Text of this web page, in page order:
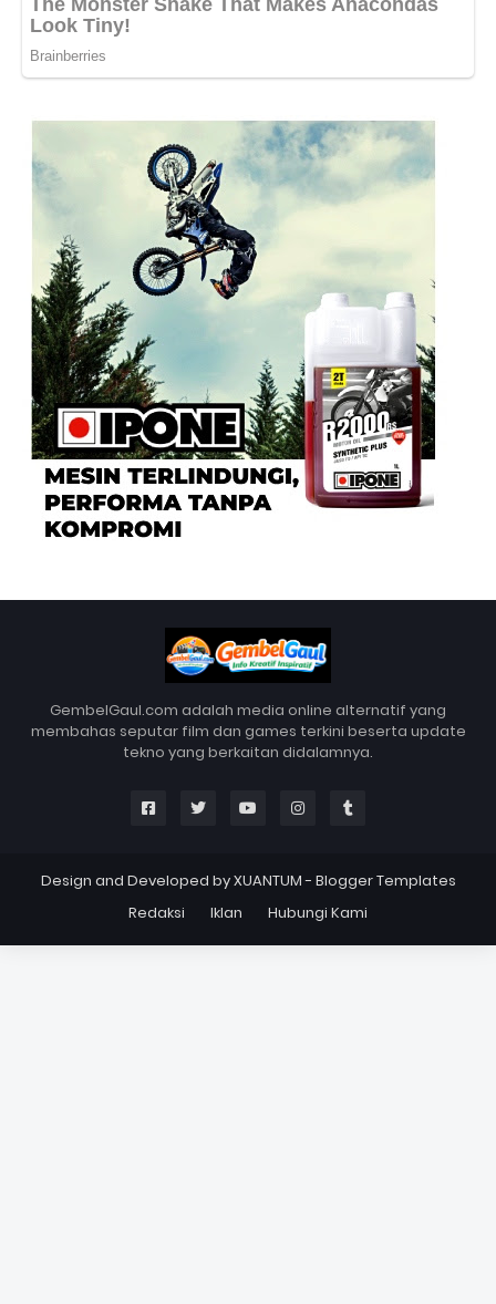
GembelGaul.com adalah media online alternatif yang
membahas seputar film dan games terkini beserta update
tekno yang berkaitan didalamnya.
Design and Developed byXUANTUM- Blogger Templates
Redaksi
Iklan Hubungi Kami